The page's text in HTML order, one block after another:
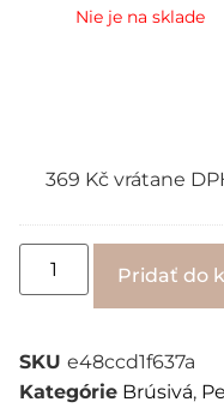
Nie je na sklade
369 Kč vrátane
Pridať do
SKU e48ccd1f637a
Kategórie Brúsivá,